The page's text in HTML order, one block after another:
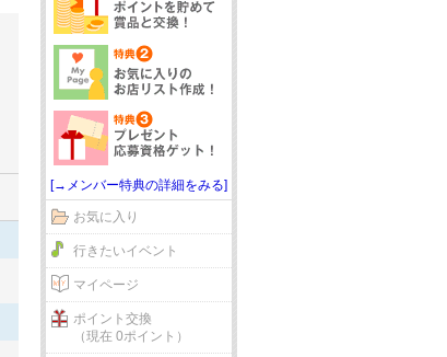
[→メンバー特典の詳細をみる]
お気に入り
行きたいイベント
マイページ
ポイント交換
（現在 0ポイント）